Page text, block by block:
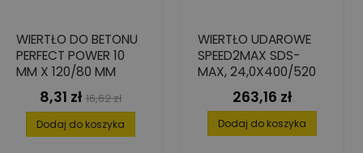
WIERTŁO DO BETONU
PERFECT POWER 10
MM X 120/80 MM
Cena
8,31 zł Cena
podstawowa
16,62 zł
Dodaj do koszyka
WIERTŁO UDAROWE
SPEED2MAX SDS-
MAX, 24,0X400/520
Cena
263,16 zł
Dodaj do koszyka